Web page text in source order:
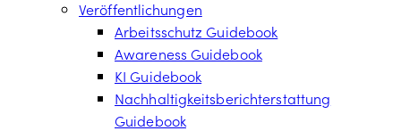
Veröffentlichungen
Arbeitsschutz Guidebook
Awareness Guidebook
KI Guidebook
Nachhaltigkeitsberichterstattung
Guidebook